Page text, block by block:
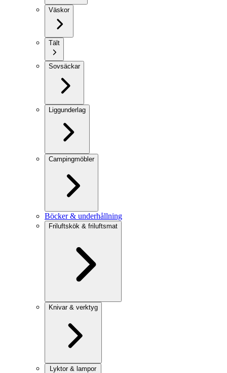
Väskor
Tält
Sovsäckar
Liggunderlag
Campingmöbler
Böcker & underhållning
Friluftskök & friluftsmat
Knivar & verktyg
Lyktor & lampor